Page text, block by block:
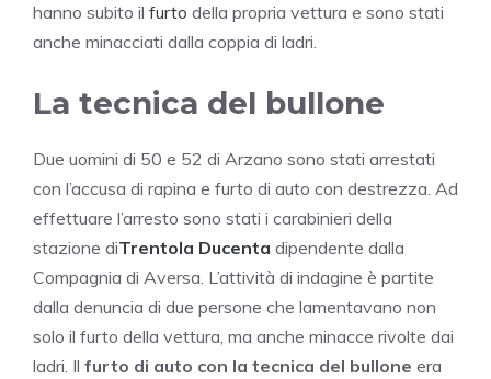
hanno subito il furto della propria vettura e sono stati
anche minacciati dalla coppia di ladri.
La tecnica del bullone
Due uomini di 50 e 52 di Arzano sono stati arrestati
con l’accusa di rapina e furto di auto con destrezza. Ad
effettuare l’arresto sono stati i carabinieri della
stazione diTrentola Ducenta dipendente dalla
Compagnia di Aversa. L’attività di indagine è partite
dalla denuncia di due persone che lamentavano non
solo il furto della vettura, ma anche minacce rivolte dai
ladri. Il furto di auto con la tecnica del bullone era